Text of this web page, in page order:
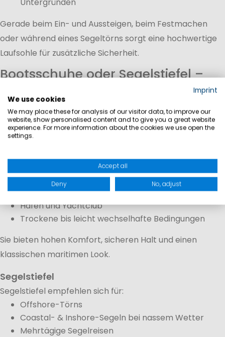
Gerade beim Ein- und Aussteigen, beim Festmachen
oder während eines Segeltörns sorgt eine hochwertige
Laufsohle für zusätzliche Sicherheit.
Bootsschuhe oder Segelstiefel –
Die Wahl des passenden Schuhwerks hängt in erster Linie
vom Einsatzbereich und den Wetterbedingungen ab.
Bootsschuhe
Tagesausflüge
Yachturlaub
Hafen und Yachtclub
Trockene bis leicht wechselhafte Bedingungen
Sie bieten hohen Komfort, sicheren Halt und einen
klassischen maritimen Look.
Segelstiefel
Segelstiefel empfehlen sich für:
Offshore-Törns
Coastal- & Inshore-Segeln bei nassem Wetter
Mehrtägige Segelreisen
Imprint
We use cookies
We may place these for analysis of our visitor data, to improve our
website, show personalised content and to give you a great website
experience. For more information about the cookies we use open the
settings.
Accept all
Deny No, adjust